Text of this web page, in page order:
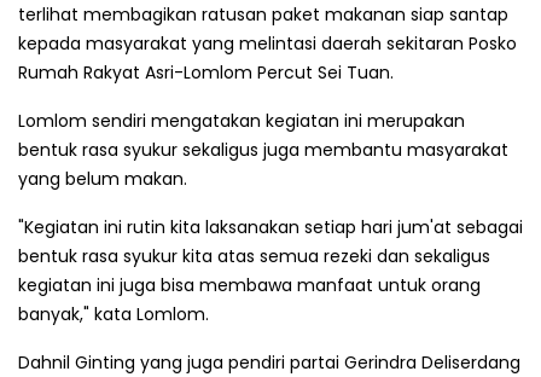
terlihat membagikan ratusan paket makanan siap santap
kepada masyarakat yang melintasi daerah sekitaran Posko
Rumah Rakyat Asri-Lomlom Percut Sei Tuan.
Lomlom sendiri mengatakan kegiatan ini merupakan
bentuk rasa syukur sekaligus juga membantu masyarakat
yang belum makan.
"Kegiatan ini rutin kita laksanakan setiap hari jum'at sebagai
bentuk rasa syukur kita atas semua rezeki dan sekaligus
kegiatan ini juga bisa membawa manfaat untuk orang
banyak," kata Lomlom.
Dahnil Ginting yang juga pendiri partai Gerindra Deliserdang